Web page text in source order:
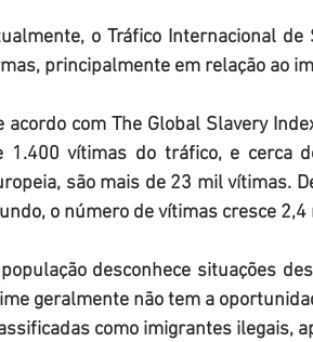
o Tráfico Internacional
principalmente em relação ao
acordo com The Global Slavery
1.400 vítimas do tráfico, e cerca
são mais de 23 mil vítimas.
o número de vítimas cresce
desconhece situações
geralmente não tem a
como imigrantes ilegais,